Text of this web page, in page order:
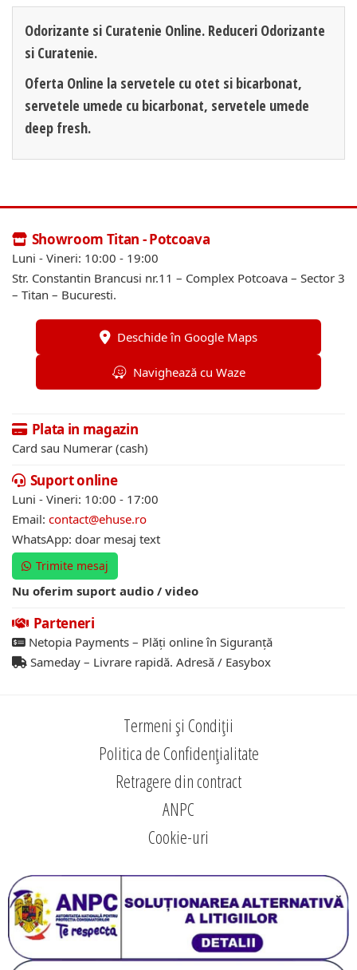
Odorizante si Curatenie Online. Reduceri Odorizante
si Curatenie.
Oferta Online la servetele cu otet si bicarbonat,
servetele umede cu bicarbonat, servetele umede
deep fresh.
Showroom Titan - Potcoava
Luni - Vineri: 10:00 - 19:00
Str. Constantin Brancusi nr.11 – Complex Potcoava – Sector 3
– Titan – Bucuresti.
Deschide în Google Maps
Navighează cu Waze
Plata in magazin
Card sau Numerar (cash)
Suport online
Luni - Vineri: 10:00 - 17:00
Email: contact@ehuse.ro
WhatsApp: doar mesaj text
Trimite mesaj
Nu oferim suport audio / video
Parteneri
Netopia Payments – Plăți online în Siguranță
Sameday – Livrare rapidă. Adresă / Easybox
Termeni și Condiții
Politica de Confidențialitate
Retragere din contract
ANPC
Cookie-uri